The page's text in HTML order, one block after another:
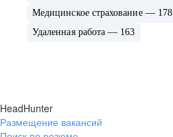
Медицинское страхование — 178
Удаленная работа — 163
HeadHunter
Размещение вакансий